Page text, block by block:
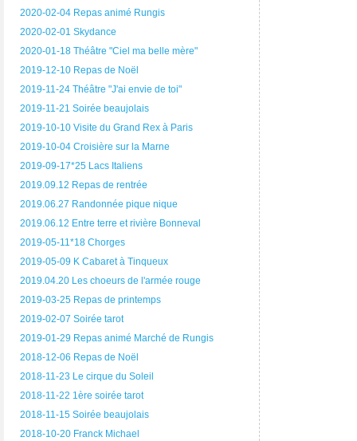
2020-02-04 Repas animé Rungis
2020-02-01 Skydance
2020-01-18 Théâtre "Ciel ma belle mère"
2019-12-10 Repas de Noël
2019-11-24 Théâtre "J'ai envie de toi"
2019-11-21 Soirée beaujolais
2019-10-10 Visite du Grand Rex à Paris
2019-10-04 Croisière sur la Marne
2019-09-17*25 Lacs Italiens
2019.09.12 Repas de rentrée
2019.06.27 Randonnée pique nique
2019.06.12 Entre terre et rivière Bonneval
2019-05-11*18 Chorges
2019-05-09 K Cabaret à Tinqueux
2019.04.20 Les choeurs de l'armée rouge
2019-03-25 Repas de printemps
2019-02-07 Soirée tarot
2019-01-29 Repas animé Marché de Rungis
2018-12-06 Repas de Noël
2018-11-23 Le cirque du Soleil
2018-11-22 1ère soirée tarot
2018-11-15 Soirée beaujolais
2018-10-20 Franck Michael